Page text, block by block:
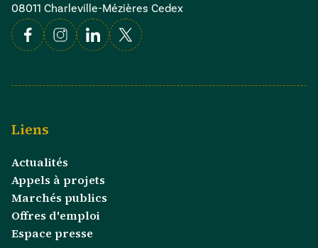
08011 Charleville-Mézières Cedex
FacebookInstagramLinkedin
X
Liens
Actualités
Appels à projets
Marchés publics
Offres d'emploi
Espace presse